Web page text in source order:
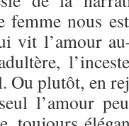
nous
vit l’amour
Ou plutôt, en
l’amour